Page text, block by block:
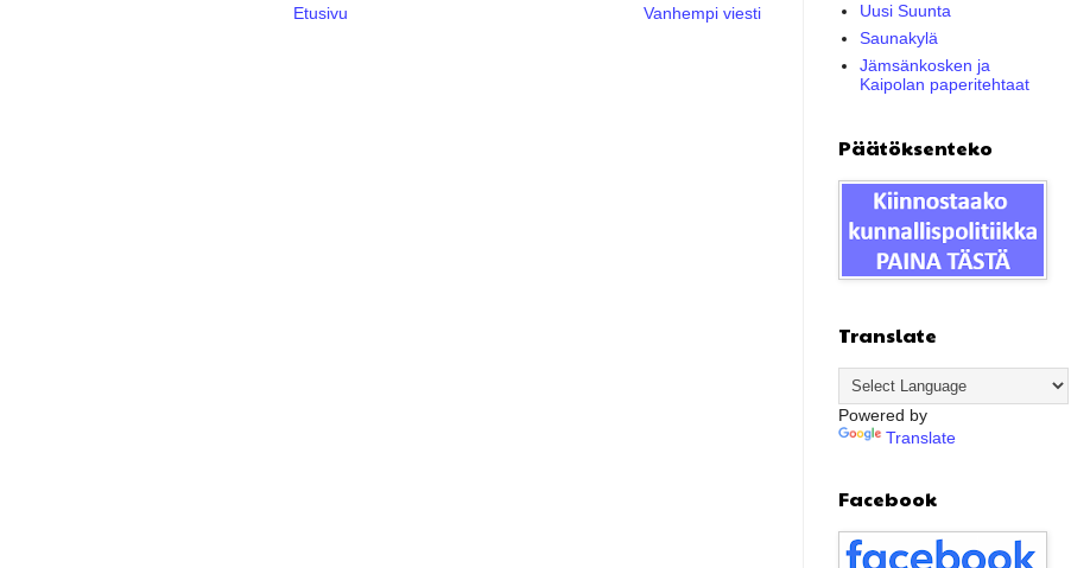
Vanhempi viesti
Etusivu
Uusi Suunta
Saunakylä
Jämsänkosken ja
Kaipolan paperitehtaat
Päätöksenteko
Translate
Powered by
Translate
Facebook